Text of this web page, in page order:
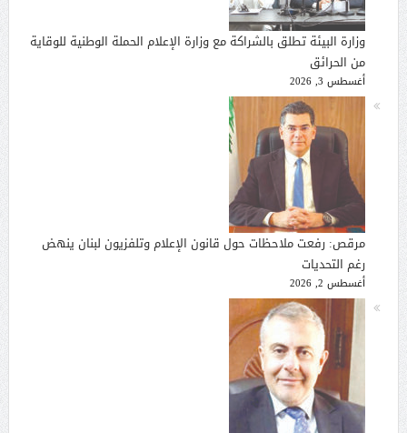
وزارة البيئة تطلق بالشراكة مع وزارة الإعلام الحملة الوطنية للوقاية
من الحرائق
أغسطس 3, 2026
مرقص: رفعت ملاحظات حول قانون الإعلام وتلفزيون لبنان ينهض
رغم التحديات
أغسطس 2, 2026